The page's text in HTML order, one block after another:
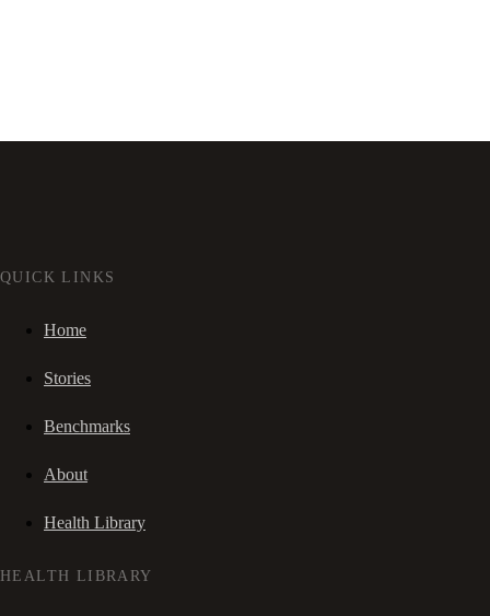
QUICK LINKS
Home
Stories
Benchmarks
About
Health Library
HEALTH LIBRARY